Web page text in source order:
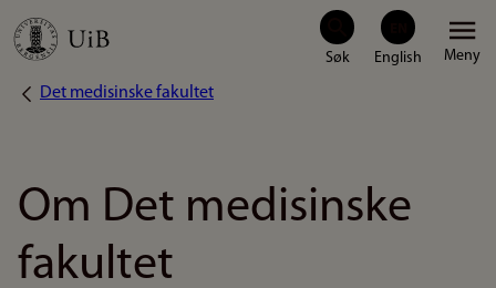
Hopp
Meny
Navigasjonssti
Det medisinske fakultet
Om Det medisinske
fakultet